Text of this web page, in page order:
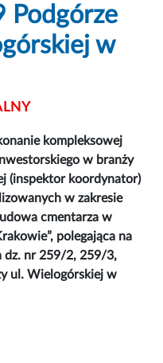
Podgórze
w
kompleksowej
w branży
(inspektor koordynator)
w zakresie
cmentarza w
polegająca na
dz. nr 259/2, 259/3,
ul. Wielogórskiej w